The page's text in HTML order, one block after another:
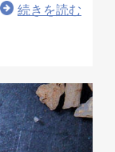
続きを読む